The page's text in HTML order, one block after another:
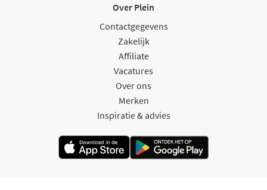
Over Plein
Contactgegevens
Zakelijk
Affiliate
Vacatures
Over ons
Merken
Inspiratie & advies